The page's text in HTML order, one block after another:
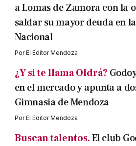
a Lomas de Zamora con la
saldar su mayor deuda en
Nacional
PorEl Editor Mendoza
¿Y si te llama Oldrá?
en el mercado y apunta a
Gimnasia de Mendoza
PorEl Editor Mendoza
Buscan talentos.El club